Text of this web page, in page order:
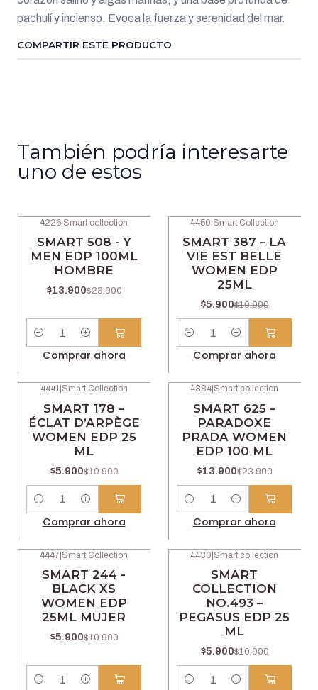
pachulí y incienso. Evoca la fuerza y serenidad del mar.
COMPARTIR ESTE PRODUCTO
También podría interesarte
uno de estos
4226 Smart collection
SMART 508 - Y
MEN EDP 100ML
HOMBRE
$13.900$23.900
Comprar ahora
4450 Smart Collection
SMART 387 – LA
VIE EST BELLE
WOMEN EDP
25ML
$5.900$10.900
Comprar ahora
4441| Smart Collection
SMART 178 –
ÉCLAT D’ARPÈGE
WOMEN EDP 25
ML
$5.900$10.900
Cantidad
Comprar ahora
4384 Smart collection
SMART 625 –
PARADOXE
PRADA WOMEN
EDP 100 ML
$13.900$23.900
Cantidad
Comprar ahora
4447|Smart Collection
SMART 244 -
BLACK XS
WOMEN EDP
25ML MUJER
$5.900$10.900
4430|Smart collection
SMART
COLLECTION
NO.493 –
PEGASUS EDP 25
ML
$5.900$10.900